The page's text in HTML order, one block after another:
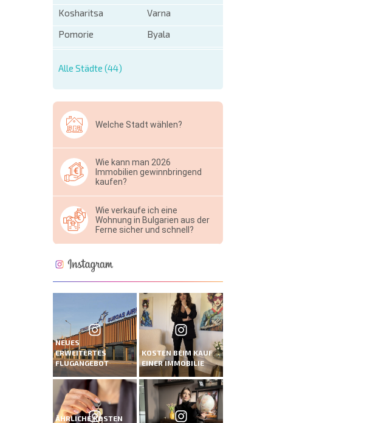
Kosharitsa
Varna
Pomorie
Byala
Alle Städte (44)
Welche Stadt wählen?
Wie kann man 2026
Immobilien gewinnbringend
kaufen?
Wie verkaufe ich eine
Wohnung in Bulgarien aus der
Ferne sicher und schnell?
NEUES
ERWEITERTES
FLUGANGEBOT
KOSTEN BEIM KAUF
EINER IMMOBILIE
ÄHRLICHE KOSTEN